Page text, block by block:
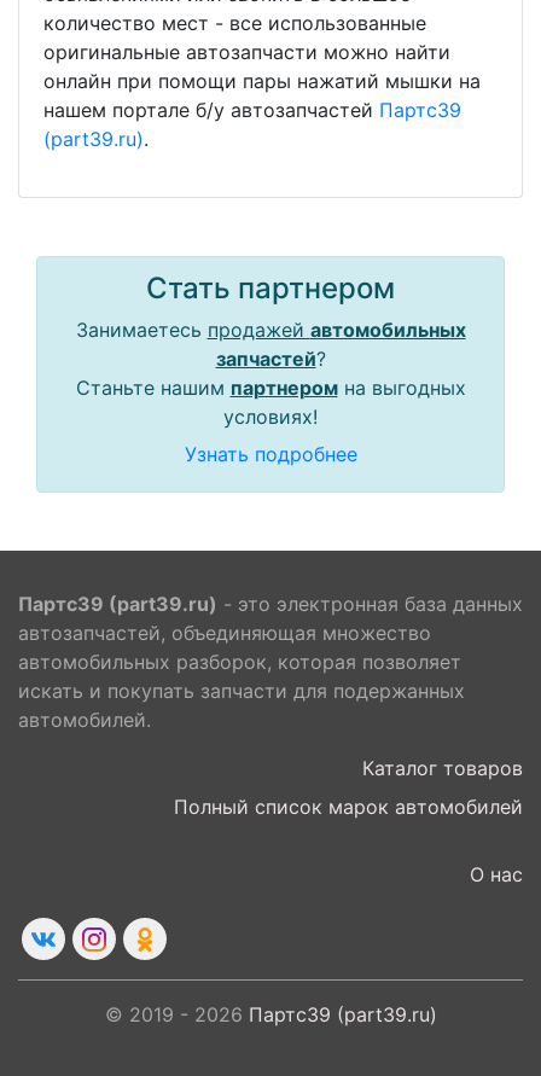
количество мест - все использованные
оригинальные автозапчасти можно найти
онлайн при помощи пары нажатий мышки на
нашем портале б/у автозапчастей Партс39
(part39.ru).
Стать партнером
Занимаетесь продажей автомобильных
запчастей?
Станьте нашим партнеромна выгодных
условиях!
Узнать подробнее
Партс39 (part39.ru) - это электронная база данных
автозапчастей, объединяющая множество
автомобильных разборок, которая позволяет
искать и покупать запчасти для подержанных
автомобилей.
Каталог товаров
Полный список марок автомобилей
О нас
© 2019 - 2026 Партс39 (part39.ru)